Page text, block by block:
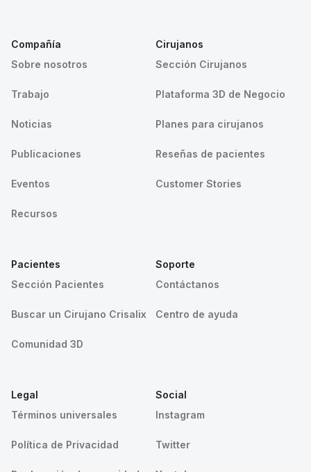
Compañía
Sobre nosotros
Trabajo
Noticias
Publicaciones
Eventos
Recursos
Cirujanos
Sección Cirujanos
Plataforma 3D de Negocio
Planes para cirujanos
Reseñas de pacientes
Customer Stories
Pacientes
Sección Pacientes
Buscar un Cirujano Crisalix
Comunidad 3D
Soporte
Contáctanos
Centro de ayuda
Legal
Términos universales
Política de Privacidad
Social
Instagram
Twitter